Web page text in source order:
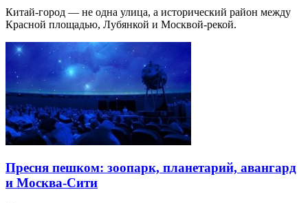
Китай-город — не одна улица, а исторический район между
Красной площадью, Лубянкой и Москвой-рекой.
Пресня пешком: зоопарк, планетарий, авангард
и Москва-Сити